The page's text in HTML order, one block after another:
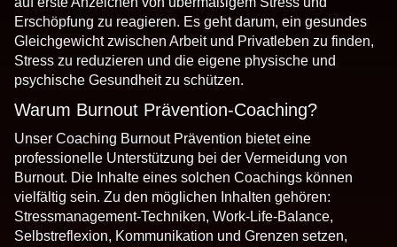
Erschöpfung zu reagieren. Es geht darum, ein gesundes
Gleichgewicht zwischen Arbeit und Privatleben zu finden,
Stress zu reduzieren und die eigene physische und
psychische Gesundheit zu schützen.
Warum Burnout Prävention-Coaching?
Unser Coaching Burnout Prävention bietet eine
professionelle Unterstützung bei der Vermeidung von
Burnout. Die Inhalte eines solchen Coachings können
vielfältig sein. Zu den möglichen Inhalten gehören:
Stressmanagement-Techniken, Work-Life-Balance,
Selbstreflexion, Kommunikation und Grenzen setzen,